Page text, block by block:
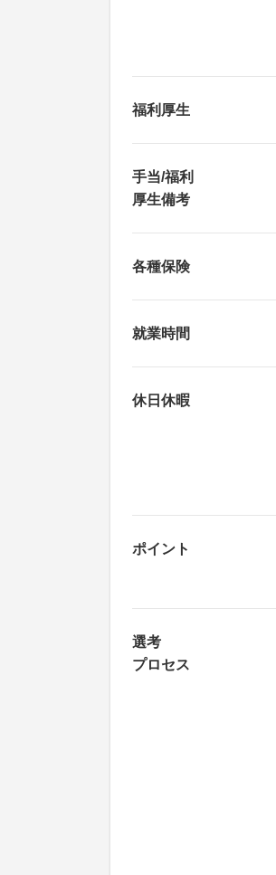
福利厚生
手当/福利
厚生備考
各種保険
就業時間
休日休暇
ポイント
選考
プロセス